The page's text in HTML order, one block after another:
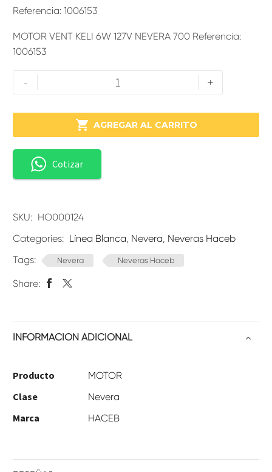
Referencia: 1006153
MOTOR VENT KELI 6W 127V NEVERA 700 Referencia:
1006153
- +
 AGREGAR AL CARRITO
Cotizar
SKU: HO000124
Categories: Línea Blanca Nevera Neveras Haceb
Tags:
Nevera Neveras Haceb
Share:
INFORMACIÓN ADICIONAL
Producto MOTOR
Clase Nevera
Marca HACEB